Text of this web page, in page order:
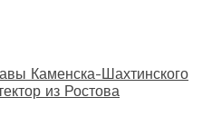
Каменска-Шахтинского
из Ростова